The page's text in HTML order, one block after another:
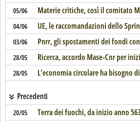
05/06 Materie critiche, così il comitato
04/06 UE, le raccomandazioni dello
03/06 Pnrr, gli spostamenti dei fondi
28/05 Ricerca, accordo Mase-Cnr per
28/05 L'economia circolare ha bisogno
Precedenti
20/05 Terra dei fuochi, da inizio anno